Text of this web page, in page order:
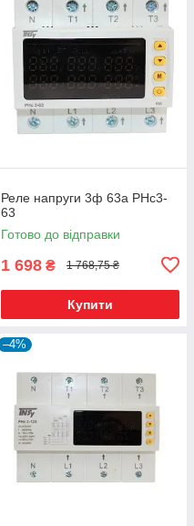
Реле напруги 3ф 63а РНс3-
63
Готово до відправки
1 698 ₴ 1 768,75 ₴
Купити
–4%